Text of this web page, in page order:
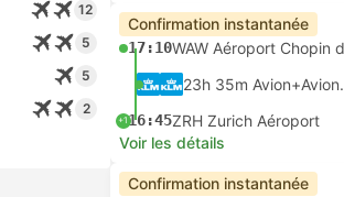
12
5
5
2
Confirmation instantanée
17:10
23h 35m Avion+Avion.
+116:45ZRH Zurich Aéroport
Voir les détails
Confirmation instantanée